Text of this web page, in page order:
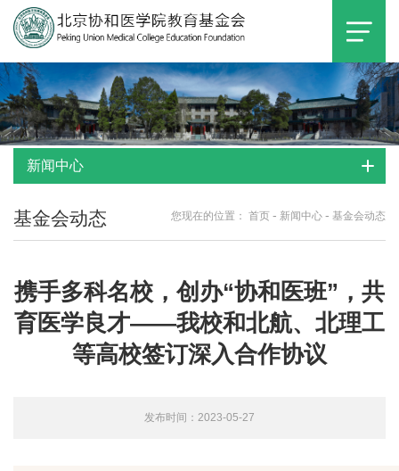
新闻中心
基金会动态 您现在的位置： 首页 - 新闻中心 - 基金会动态
携手多科名校，创办“协和医班”，共
育医学良才——我校和北航、北理工
等高校签订深入合作协议
发布时间：2023-05-27